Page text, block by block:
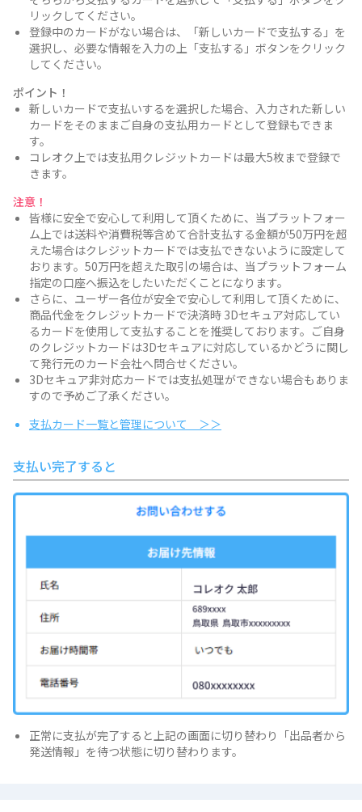
リックしてください。
登録中のカードがない場合は、「新しいカードで支払する」を
選択し、必要な情報を入力の上「支払する」ボタンをクリック
してください。
ポイント！
新しいカードで支払いするを選択した場合、入力された新しい
カードをそのままご自身の支払用カードとして登録もできま
す。
コレオク上では支払用クレジットカードは最大5枚まで登録で
きます。
注意！
皆様に安全で安心して利用して頂くために、当プラットフォー
ム上では送料や消費税等含めて合計支払する金額が50万円を超
えた場合はクレジットカードでは支払できないように設定して
おります。50万円を超えた取引の場合は、当プラットフォーム
指定の口座へ振込をしたいただくことになります。
さらに、ユーザー各位が安全で安心して利用して頂くために、
商品代金をクレジットカードで決済時 3Dセキュア対応してい
るカードを使用して支払することを推奨しております。ご自身
のクレジットカードは3Dセキュアに対応しているかどうに関し
て発行元のカード会社へ問合せください。
3Dセキュア非対応カードでは支払処理ができない場合もありま
すので予めご了承ください。
支払カード一覧と管理について ＞＞
支払い完了すると
正常に支払が完了すると上記の画面に切り替わり「出品者から
発送情報」を待つ状態に切り替わります。